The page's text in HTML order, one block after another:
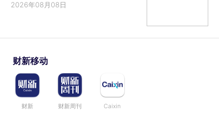
2026年08月08日
财新移动
财新 财新周刊 Caixin